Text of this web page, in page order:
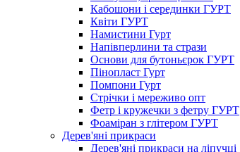
Кабошони і серединки ГУРТ
Квіти ГУРТ
Намистини Гурт
Напівперлини та стрази
Основи для бутоньєрок ГУРТ
Пінопласт Гурт
Помпони Гурт
Стрічки і мереживо опт
Фетр і кружечки з фетру ГУРТ
Фоаміран з глітером ГУРТ
Дерев'яні прикраси
Дерев'яні прикраси на ліпучці